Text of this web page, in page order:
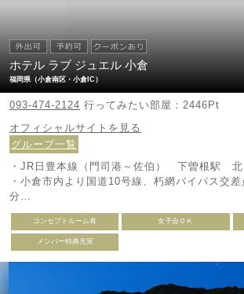
ホテル ラブ ジュエル 小倉
福岡県（小倉南区・小倉IC）
093-474-2124 行ってみたい部屋：2446Pt
オフィシャルサイトを見る
グループ一覧
・JR日豊本線（門司港～佐伯） 下曽根駅 北
・小倉市内より国道10号線、朽網バイパス交
分
・九州自動車道、小倉東ICから北九州空港方
・東九州道苅田、北九州空港ICから小倉市内
コンセプトルーム有 女子会ＯＫ
メンバー特典充実